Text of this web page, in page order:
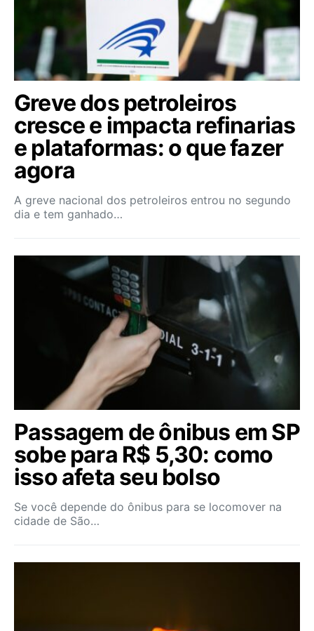
Greve dos petroleiros
cresce e impacta refinarias
e plataformas: o que fazer
agora
A greve nacional dos petroleiros entrou no segundo
dia e tem ganhado…
Passagem de ônibus em SP
sobe para R$ 5,30: como
isso afeta seu bolso
Se você depende do ônibus para se locomover na
cidade de São…